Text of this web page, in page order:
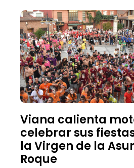
Viana calienta
celebrar sus
la Virgen de la
Roque